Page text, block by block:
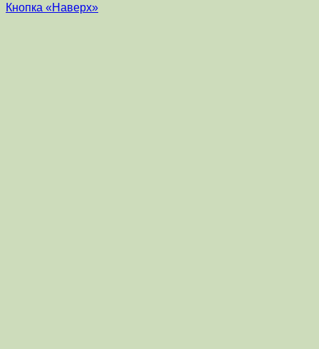
Кнопка «Наверх»